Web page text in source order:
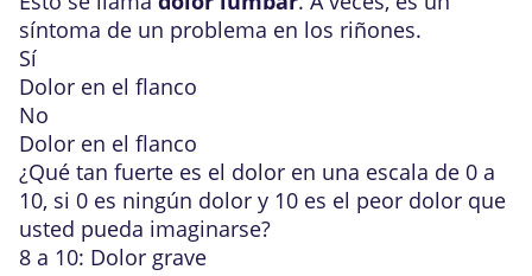
síntoma de un problema en los riñones.
Sí
Dolor en el flanco
No
Dolor en el flanco
¿Qué tan fuerte es el dolor en una escala de 0 a
10, si 0 es ningún dolor y 10 es el peor dolor que
usted pueda imaginarse?
8 a 10: Dolor grave